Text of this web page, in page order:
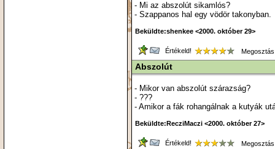
- Mi az abszolút sikamlós?
- Szappanos hal egy vödör takonyban.
Beküldte:shenkee <2000. október 29>
Értékeld!
Abszolút
- Mikor van abszolút szárazság?
- ???
- Amikor a fák rohangálnak a kutyák
Beküldte:RecziMaczi <2000. október 27>
Értékeld!